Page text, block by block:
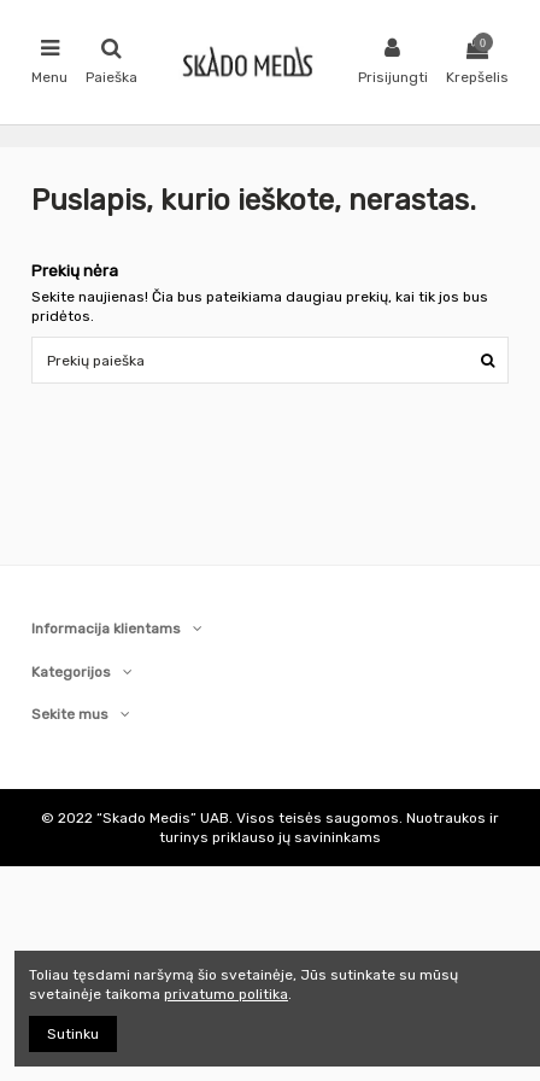
Menu Paieška Prisijungti
0
Krepšelis
Puslapis, kurio ieškote, nerastas.
Prekių nėra
Sekite naujienas! Čia bus pateikiama daugiau prekių, kai tik jos bus
pridėtos.
Informacija klientams
Kategorijos
Sekite mus
© 2022 “Skado Medis” UAB. Visos teisės saugomos. Nuotraukos ir
turinys priklauso jų savininkams
Toliau tęsdami naršymą šio svetainėje, Jūs sutinkate su mūsų
svetainėje taikoma privatumo politika.
Sutinku